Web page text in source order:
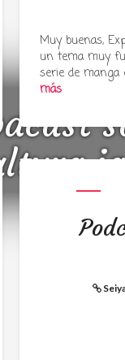
Muy buenas,
un tema muy
serie de manga
más